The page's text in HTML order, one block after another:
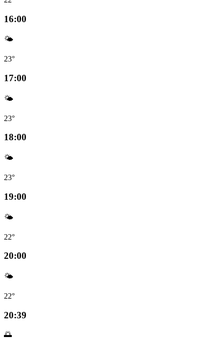
16:00
🌤️
23°
17:00
🌤️
23°
18:00
🌤️
23°
19:00
🌤️
22°
20:00
🌤️
22°
20:39
🌅